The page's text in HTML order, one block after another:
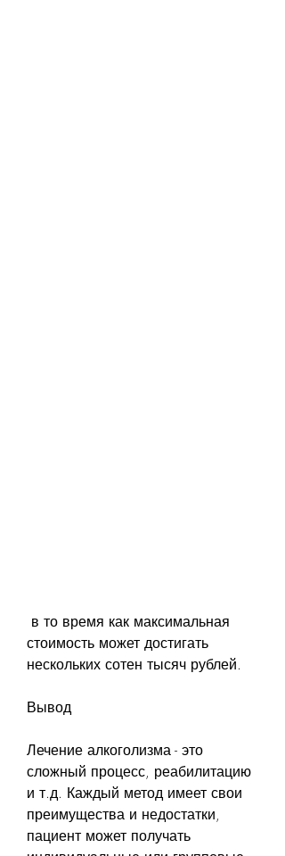
стоимость может достигать
нескольких сотен тысяч рублей.
Вывод
Лечение алкоголизма - это
сложный процесс, реабилитацию
и т.д. Каждый метод имеет свои
преимущества и недостатки,
пациент может получать